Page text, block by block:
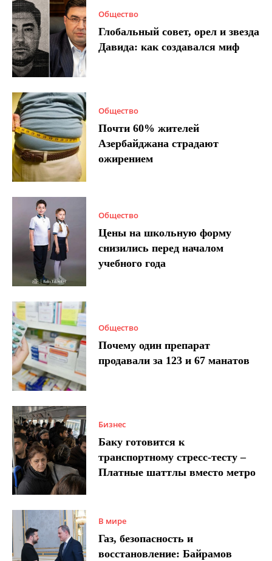
Общество
Глобальный совет, орел и звезда
Давида: как создавался миф
Общество
Почти 60% жителей
Азербайджана страдают
ожирением
Общество
Цены на школьную форму
снизились перед началом
учебного года
Общество
Почему один препарат
продавали за 123 и 67 манатов
Бизнес
Баку готовится к
транспортному стресс-тесту –
Платные шаттлы вместо метро
В мире
Газ, безопасность и
восстановление: Байрамов